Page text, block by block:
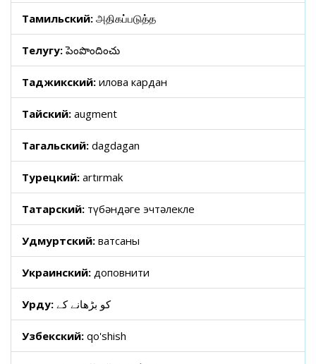
Тамильский: அதிகப்படுத்த
Телугу:పెంపొందించు
Таджикский: илова кардан
Тайский: augment
Тагальский: dagdagan
Турецкий: artırmak
Татарский: түбәндәге эчтәлекле
Удмуртский: ватсаны
Украинский: доповнити
Урду: کو بڑھانے کے
Узбекский: qo'shish